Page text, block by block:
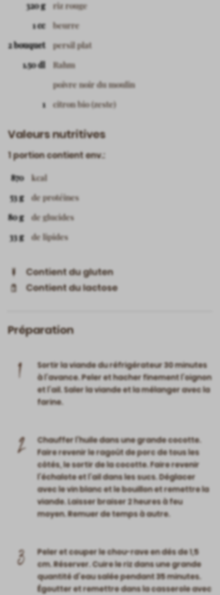
320 g
riz rouge
1 cc
beurre
2 bouquet
persil plat
1.50 dl
Rahm
poivre noir du moulin
1
citron bio (zeste)
Valeurs nutritives
1 portion contient env.:
870
kcal
53 g
de protéines
80 g
de glucides
33 g
de lipides
Contient du gluten
Contient du lactose
Préparation
1
Sortir la viande du réfrigérateur 30 minutes
à l’avance. Peler et hacher finement l’oignon
et l’ail. Saler la viande et la mélanger avec la
farine.
2
Chauffer l’huile dans une grande cocotte.
Faire revenir le ragoût de porc de tous les
côtés, le sortir de la cocotte. Faire revenir
l’échalote et l’ail dans les sucs. Déglacer
avec le vin blanc et le bouillon et remettre la
viande. Laisser braiser 2 heures à feu
moyen. Remuer de temps à autre.
3
Peler et couper le chou-rave en dés de 1,5
cm. Réserver. Cuire le riz dans une grande
quantité d’eau salée pendant 35 minutes.
Égoutter et remettre dans la casserole avec